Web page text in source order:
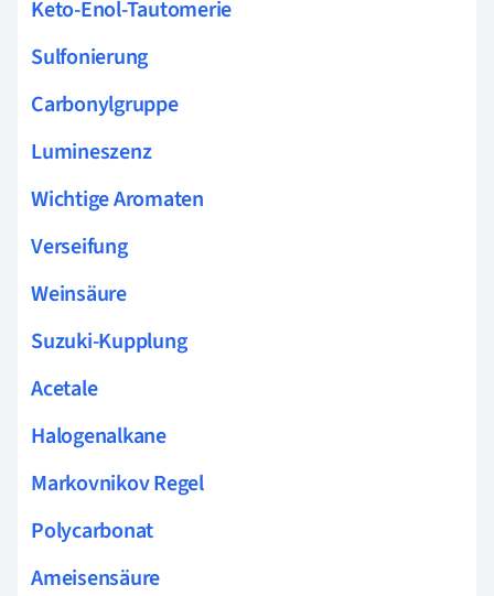
Keto-Enol-Tautomerie
Sulfonierung
Carbonylgruppe
Lumineszenz
Wichtige Aromaten
Verseifung
Weinsäure
Suzuki-Kupplung
Acetale
Halogenalkane
Markovnikov Regel
Polycarbonat
Ameisensäure